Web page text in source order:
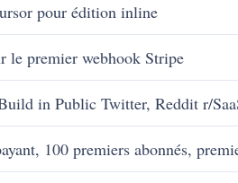
pour édition inline
le premier webhook Stripe
in Public Twitter, Reddit r/
100 premiers abonnés,